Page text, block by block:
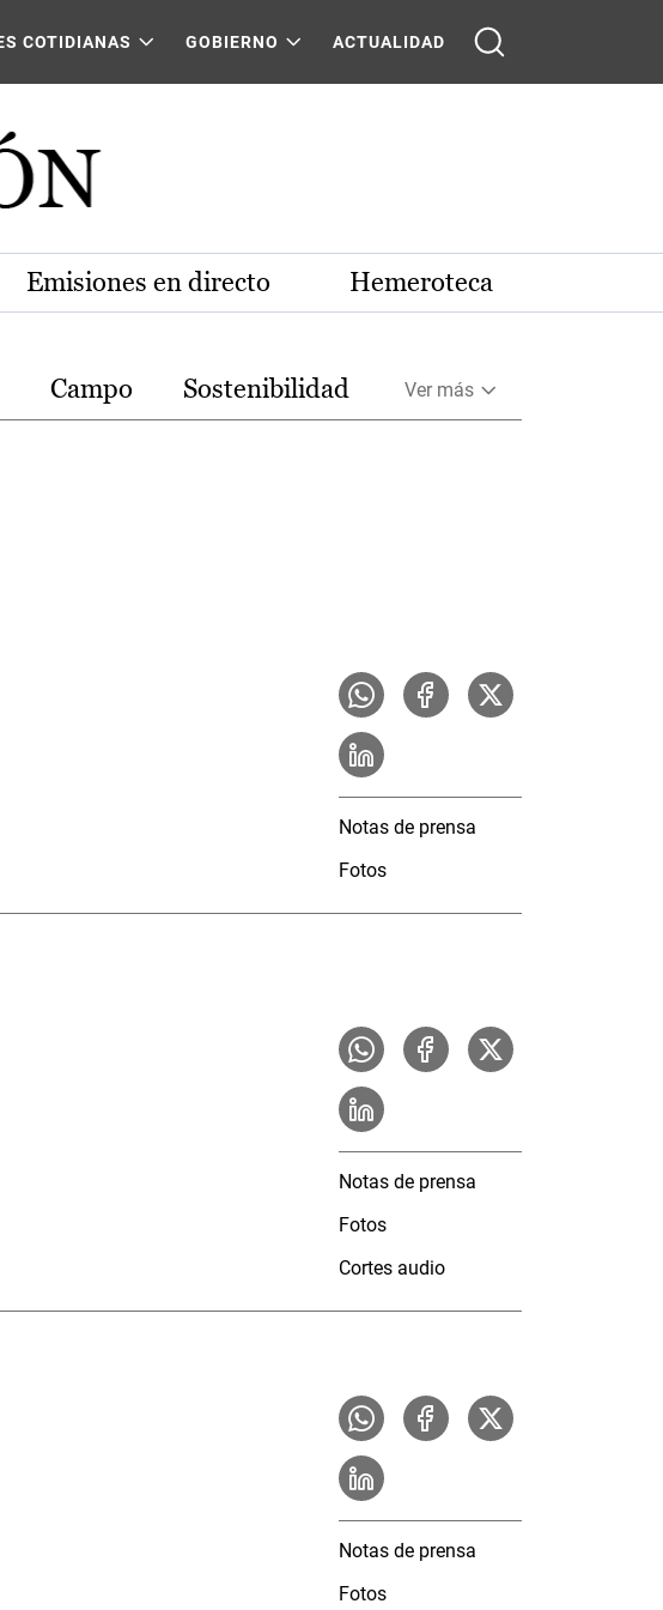
COTIDIANAS GOBIERNO ACTUALIDAD
Emisiones en directo Hemeroteca
Campo Sostenibilidad Ver más
Notas de prensa
Fotos
Notas de prensa
Fotos
Cortes audio
Notas de prensa
Fotos